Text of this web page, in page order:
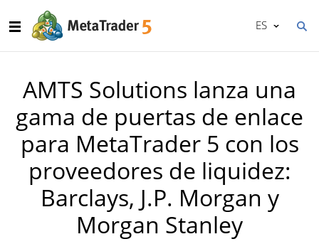
ES
AMTS Solutions lanza una
gama de puertas de enlace
para MetaTrader 5 con los
proveedores de liquidez:
Barclays, J.P. Morgan y
Morgan Stanley